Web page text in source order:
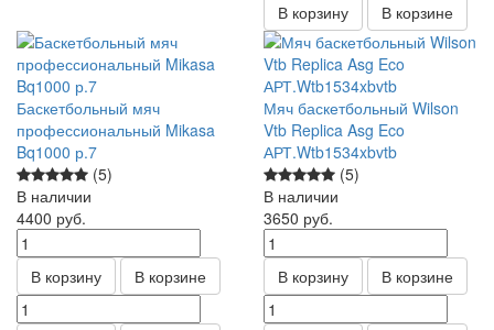
В корзину В корзине
Баскетбольный мяч
профессиональный Mikasa
Bq1000 р.7
(5)
В наличии
4400 руб.
В корзину В корзине
Мяч баскетбольный Wilson
Vtb Replica Asg Eco
АРТ.Wtb1534xbvtb
(5)
В наличии
3650 руб.
В корзину В корзине